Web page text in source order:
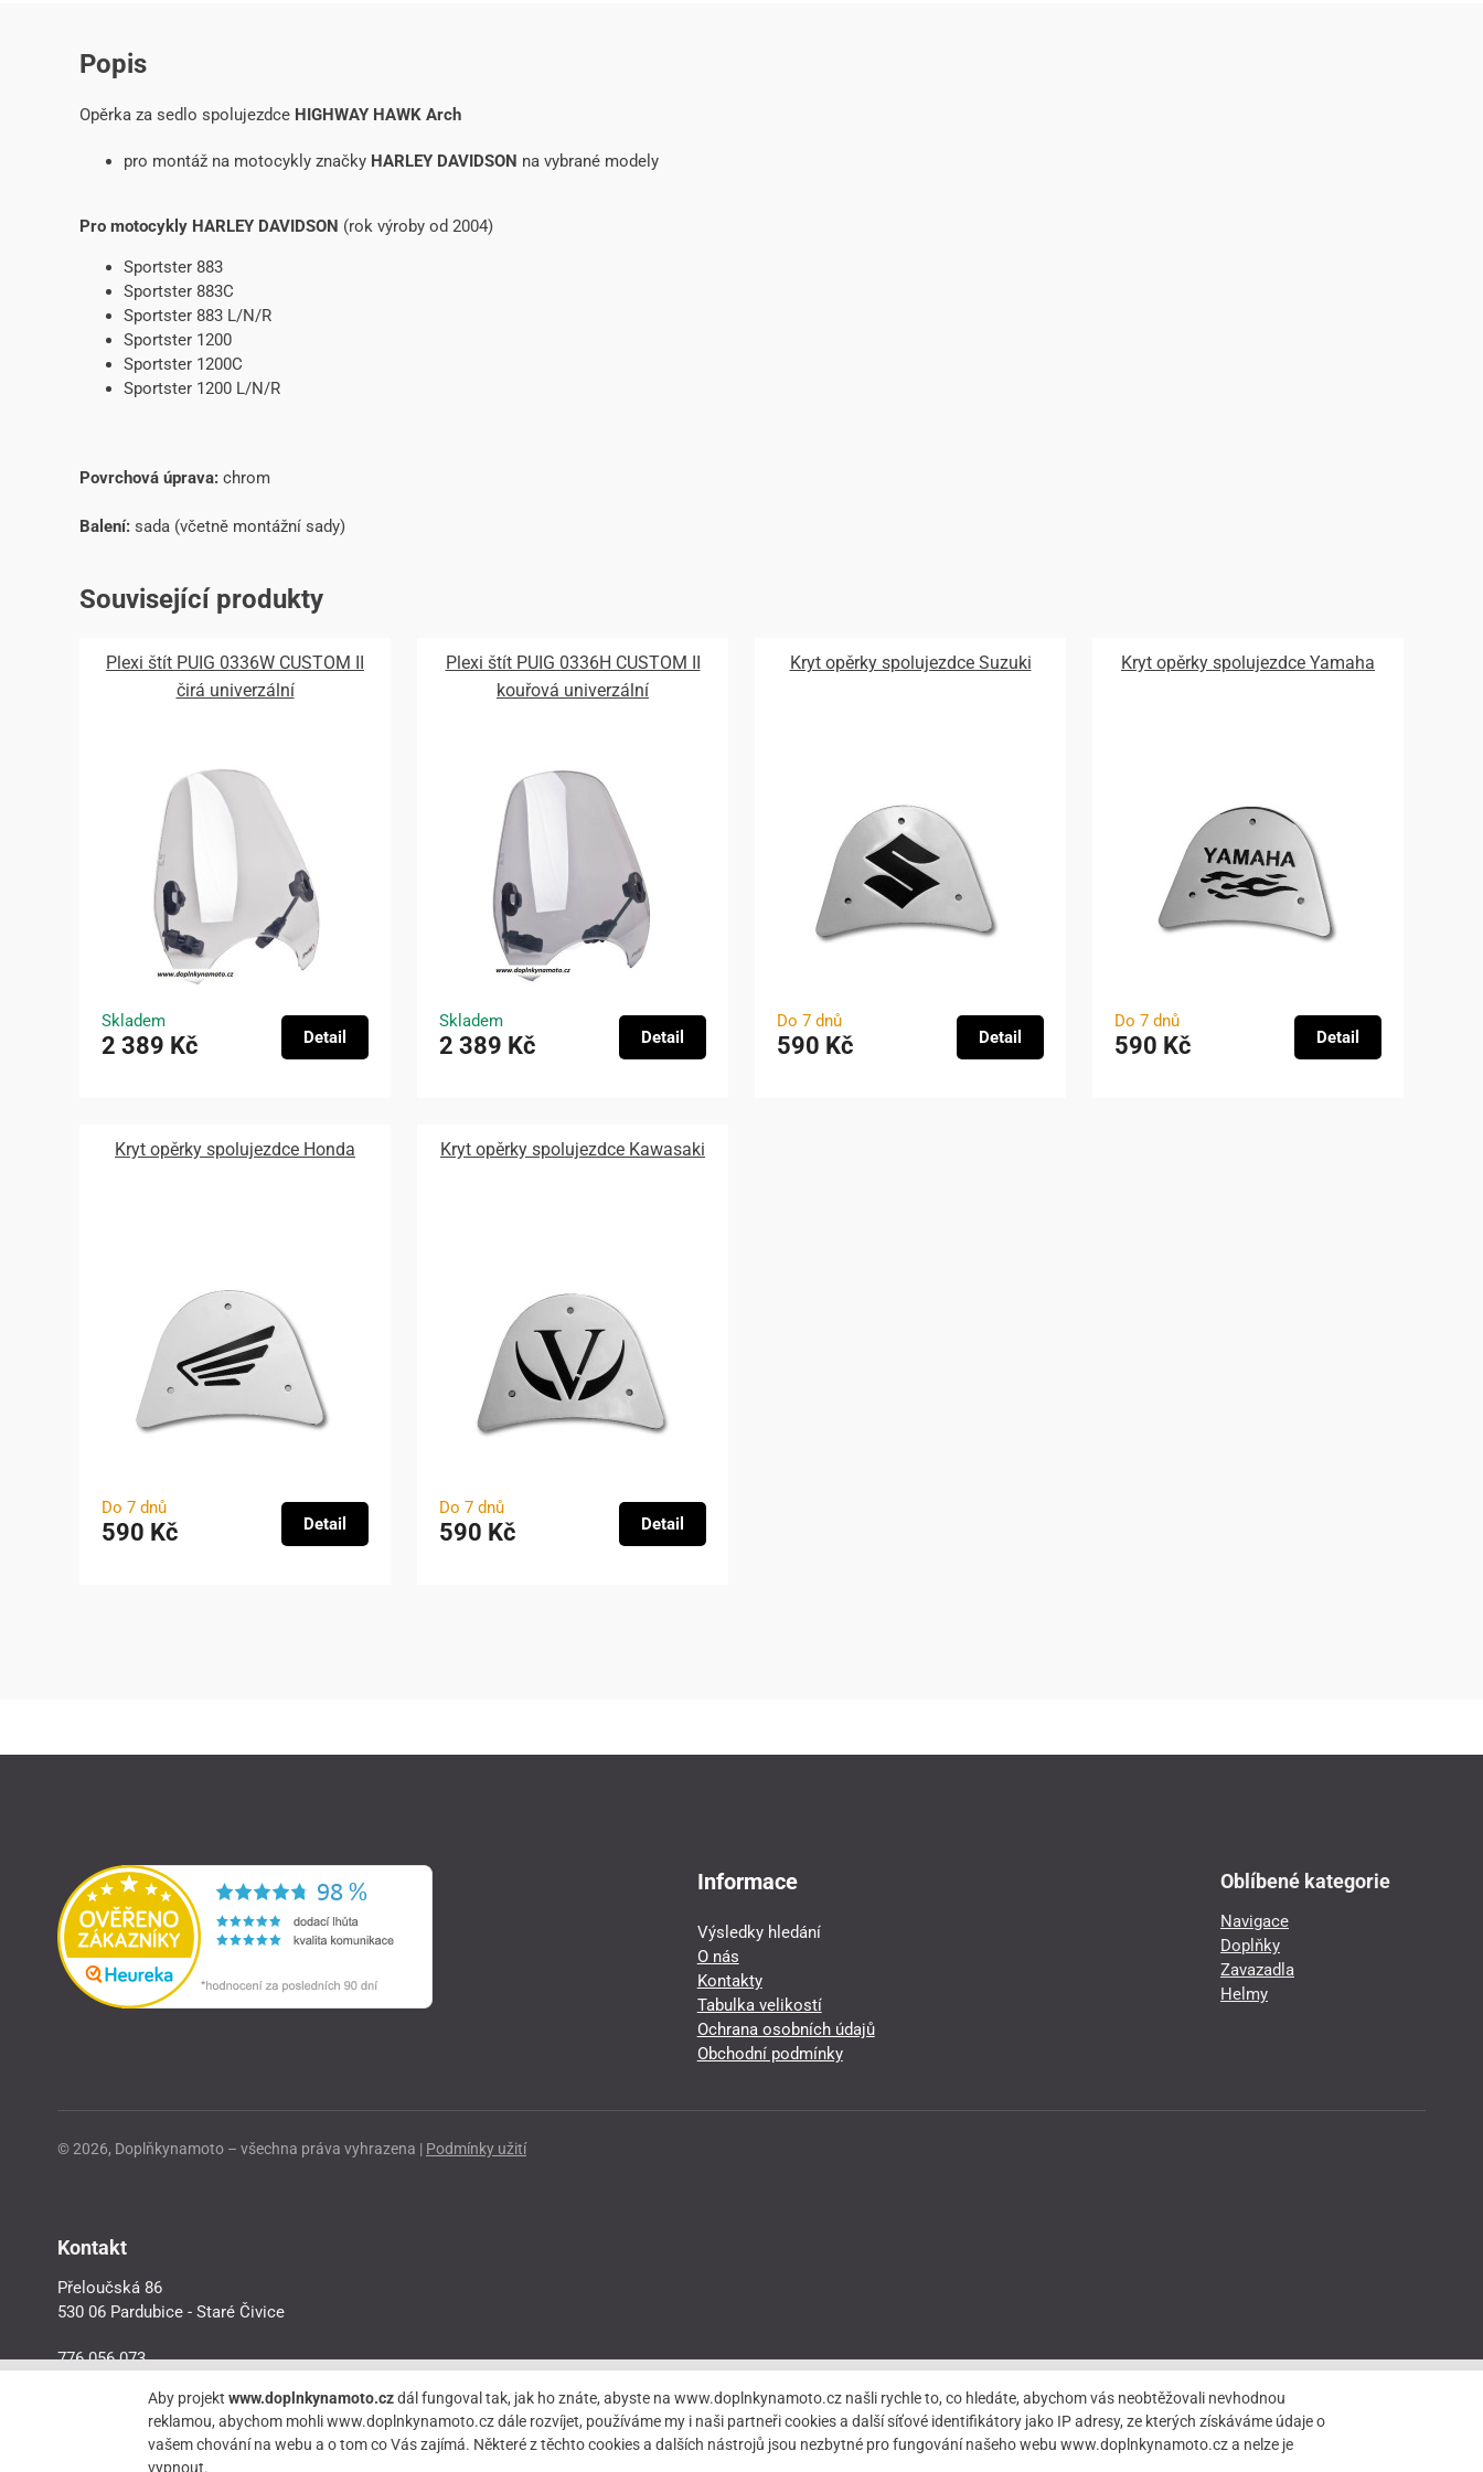
Popis
Opěrka za sedlo spolujezdce HIGHWAY HAWK Arch
pro montáž na motocykly značky HARLEY DAVIDSON na vybrané modely
Pro motocykly HARLEY DAVIDSON (rok výroby od 2004)
Sportster 883
Sportster 883C
Sportster 883 L/N/R
Sportster 1200
Sportster 1200C
Sportster 1200 L/N/R
Povrchová úprava: chrom
Balení: sada (včetně montážní sady)
Související produkty
Plexi štít PUIG 0336W CUSTOM II
čirá univerzální
Skladem
2 389 Kč Detail
Plexi štít PUIG 0336H CUSTOM II
kouřová univerzální
Skladem
2 389 Kč Detail
Kryt opěrky spolujezdce Suzuki
Do 7 dnů
590 Kč Detail
Kryt opěrky spolujezdce Yamaha
Do 7 dnů
590 Kč Detail
Kryt opěrky spolujezdce Honda
Do 7 dnů
590 Kč Detail
Kryt opěrky spolujezdce Kawasaki
Do 7 dnů
590 Kč Detail
Informace
Výsledky hledání
O nás
Kontakty
Tabulka velikostí
Ochrana osobních údajů
Obchodní podmínky
Oblíbené kategorie
Navigace
Doplňky
Zavazadla
Helmy
© 2026, Doplňkynamoto – všechna práva vyhrazena | Podmínky užití
Kontakt
Přeloučská 86
530 06 Pardubice - Staré Čivice
776 056 073
Aby projektwww.doplnkynamoto.czdál fungoval tak, jak ho znáte, abyste na www.doplnkynamoto.cz našli rychle to, co hledáte, abychom vás neobtěžovali nevhodnou
reklamou, abychom mohli www.doplnkynamoto.cz dále rozvíjet, používáme my i naši partneři cookies a další síťové identifikátory jako IP adresy, ze kterých získáváme údaje o
vašem chování na webu a o tom co Vás zajímá. Některé z těchto cookies a dalších nástrojů jsou nezbytné pro fungování našeho webu www.doplnkynamoto.cz a nelze je
vypnout.